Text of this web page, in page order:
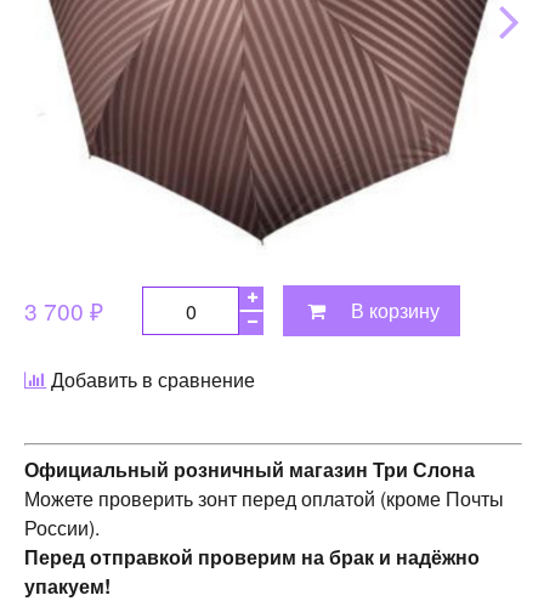
3 700 ₽ В корзину
Добавить в сравнение
Официальный розничный магазин Три Слона
Можете проверить зонт перед оплатой (кроме Почты
России).
Перед отправкой проверим на брак и надёжно
упакуем!